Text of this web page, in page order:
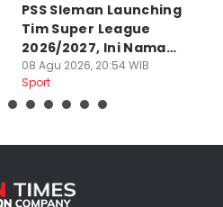
PSS Sleman Launching
Tim Super League
2026/2027, Ini Nama
Para Pemain
08 Agu 2026, 20:54 WIB
Sport